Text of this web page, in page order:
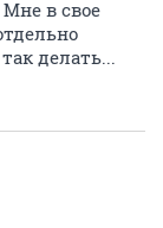
в свое
делать...